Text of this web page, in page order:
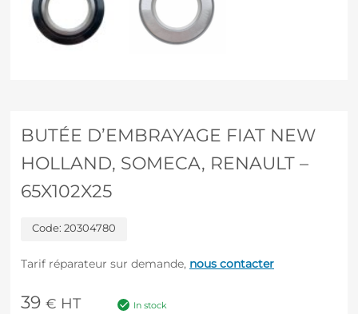
BUTÉE D’EMBRAYAGE FIAT NEW
HOLLAND, SOMECA, RENAULT –
65X102X25
Code: 20304780
Tarif réparateur sur demande, nous contacter
39 € HT In stock